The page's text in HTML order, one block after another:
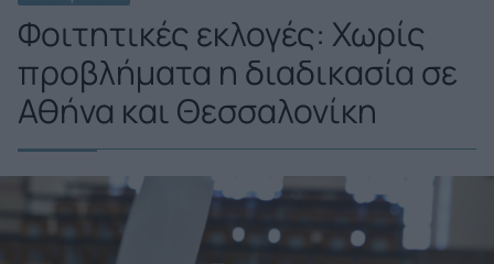
Φοιτητικές εκλογές: Χωρίς
προβλήματα η διαδικασία σε
Αθήνα και Θεσσαλονίκη